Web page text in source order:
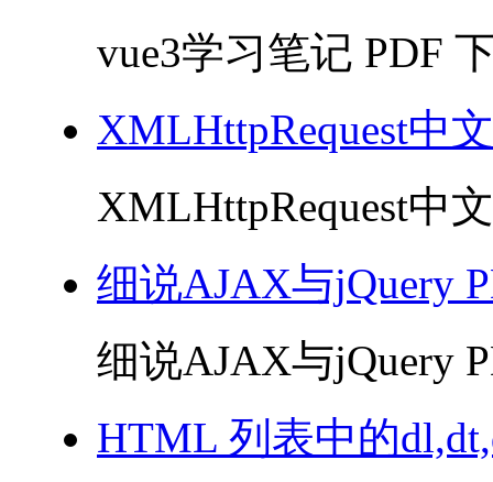
vue3学习笔记 PDF
XMLHttpRequest中
XMLHttpRequest中
细说AJAX与jQuery
细说AJAX与jQuery
HTML 列表中的